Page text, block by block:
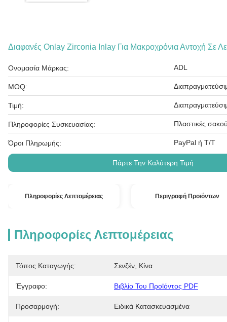
Διαφανές Onlay Zirconia Inlay Για Μακροχρόνια Αντοχή Σε
Ονομασία Μάρκας: ADL
MOQ:
Τιμή:
Πληροφορίες Συσκευασίας: Πλαστικές
Όροι Πληρωμής: PayPal ή T/T
Πάρτε Την Καλύτερη Τιμή
Πληροφορίες Λεπτομέρειας Περιγραφή Προϊόντων
Πληροφορίες Λεπτομέρειας
Τόπος Καταγωγής: Σενζέν, Κίνα
Έγγραφο: Βιβλίο Του Προϊόντος PDF
Προσαρμογή: Ειδικά Κατασκευασμένα